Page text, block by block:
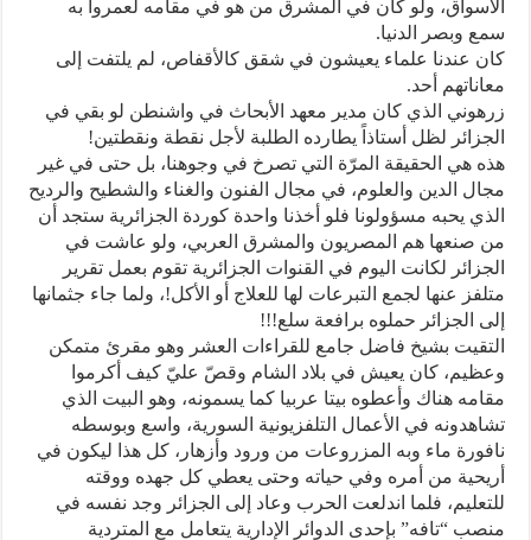
الأسواق، ولو كان في المشرق من هو في مقامه لعمروا به
سمع وبصر الدنيا.
كان عندنا علماء يعيشون في شقق كالأقفاص، لم يلتفت إلى
معاناتهم أحد.
زرهوني الذي كان مدير معهد الأبحاث في واشنطن لو بقي في
الجزائر لظل أستاذاً يطارده الطلبة لأجل نقطة ونقطتين!
هذه هي الحقيقة المرّة التي تصرخ في وجوهنا، بل حتى في غير
مجال الدين والعلوم، في مجال الفنون والغناء والشطيح والرديح
الذي يحبه مسؤولونا فلو أخذنا واحدة كوردة الجزائرية ستجد أن
من صنعها هم المصريون والمشرق العربي، ولو عاشت في
الجزائر لكانت اليوم في القنوات الجزائرية تقوم بعمل تقرير
متلفز عنها لجمع التبرعات لها للعلاج أو الأكل!، ولما جاء جثمانها
إلى الجزائر حملوه برافعة سلع!!!
التقيت بشيخ فاضل جامع للقراءات العشر وهو مقرئ متمكن
وعظيم، كان يعيش في بلاد الشام وقصّ عليّ كيف أكرموا
مقامه هناك وأعطوه بيتا عربيا كما يسمونه، وهو البيت الذي
تشاهدونه في الأعمال التلفزيونية السورية، واسع وبوسطه
نافورة ماء وبه المزروعات من ورود وأزهار، كل هذا ليكون في
أريحية من أمره وفي حياته وحتى يعطي كل جهده ووقته
للتعليم، فلما اندلعت الحرب وعاد إلى الجزائر وجد نفسه في
منصب “تافه” بإحدى الدوائر الإدارية يتعامل مع المتردية